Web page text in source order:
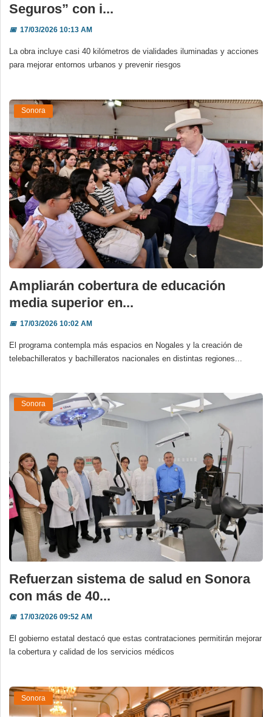
Seguros” con i...
📅17/03/2026 10:13 AM
La obra incluye casi 40 kilómetros de vialidades iluminadas y acciones
para mejorar entornos urbanos y prevenir riesgos
Sonora
Ampliarán cobertura de educación
media superior en...
📅17/03/2026 10:02 AM
El programa contempla más espacios en Nogales y la creación de
telebachilleratos y bachilleratos nacionales en distintas regiones...
Sonora
Refuerzan sistema de salud en Sonora
con más de 40...
📅17/03/2026 09:52 AM
El gobierno estatal destacó que estas contrataciones permitirán mejorar
la cobertura y calidad de los servicios médicos
Sonora